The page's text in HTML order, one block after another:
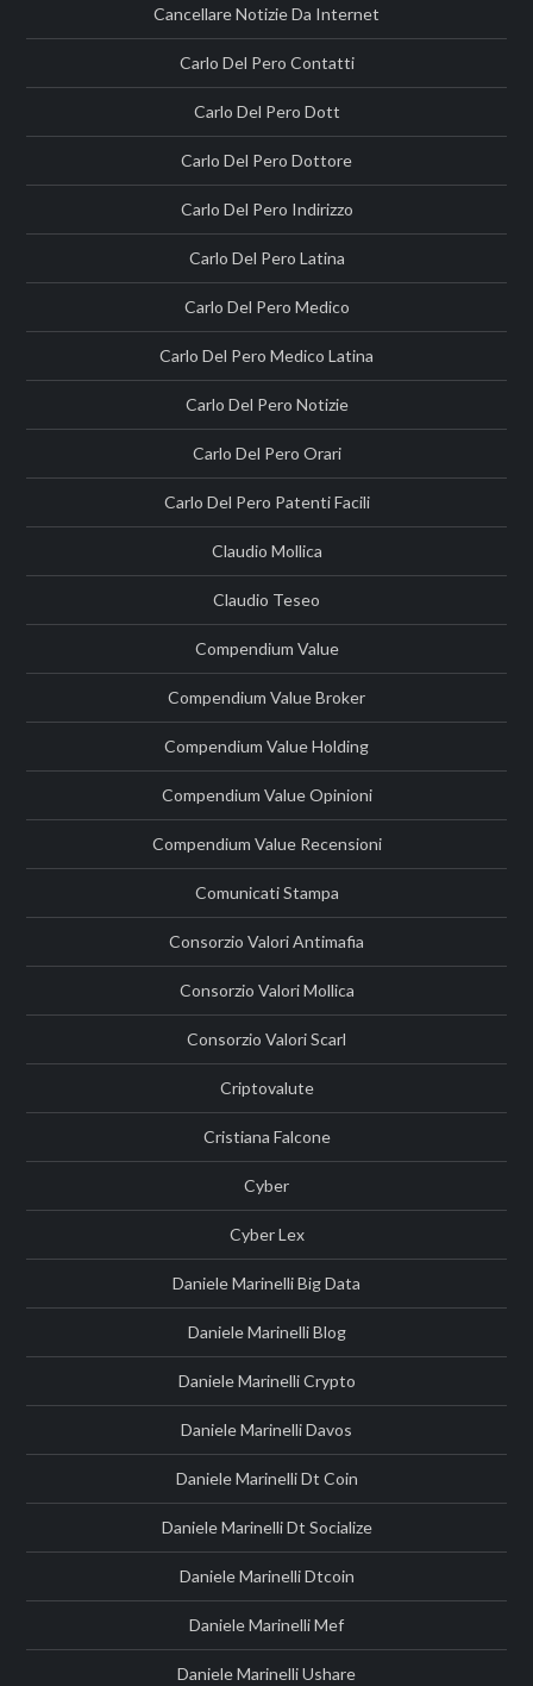
Cancellare Notizie Da Internet
Carlo Del Pero Contatti
Carlo Del Pero Dott
Carlo Del Pero Dottore
Carlo Del Pero Indirizzo
Carlo Del Pero Latina
Carlo Del Pero Medico
Carlo Del Pero Medico Latina
Carlo Del Pero Notizie
Carlo Del Pero Orari
Carlo Del Pero Patenti Facili
Claudio Mollica
Claudio Teseo
Compendium Value
Compendium Value Broker
Compendium Value Holding
Compendium Value Opinioni
Compendium Value Recensioni
Comunicati Stampa
Consorzio Valori Antimafia
Consorzio Valori Mollica
Consorzio Valori Scarl
Criptovalute
Cristiana Falcone
Cyber
Cyber Lex
Daniele Marinelli Big Data
Daniele Marinelli Blog
Daniele Marinelli Crypto
Daniele Marinelli Davos
Daniele Marinelli Dt Coin
Daniele Marinelli Dt Socialize
Daniele Marinelli Dtcoin
Daniele Marinelli Mef
Daniele Marinelli Ushare